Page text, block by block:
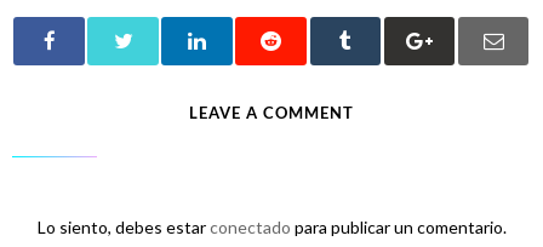
LEAVE A COMMENT
Lo siento, debes estarconectado para publicar un comentario.